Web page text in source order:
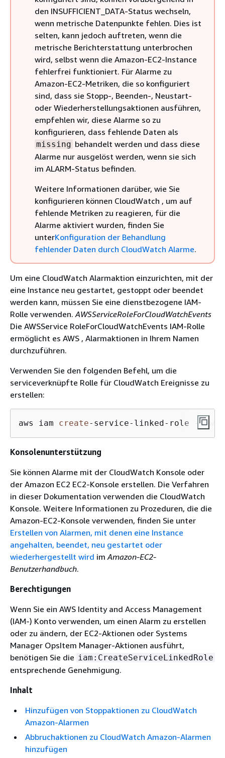
den INSUFFICIENT_DATA-Status wechseln,
wenn metrische Datenpunkte fehlen. Dies ist
selten, kann jedoch auftreten, wenn die
metrische Berichterstattung unterbrochen
wird, selbst wenn die Amazon-EC2-Instance
fehlerfrei funktioniert. Für Alarme zu
Amazon-EC2-Metriken, die so konfiguriert
sind, dass sie Stopp-, Beenden-, Neustart-
oder Wiederherstellungsaktionen ausführen,
empfehlen wir, diese Alarme so zu
konfigurieren, dass fehlende Daten als
missing behandelt werden und dass diese
Alarme nur ausgelöst werden, wenn sie sich
im ALARM-Status befinden.
Weitere Informationen darüber, wie Sie
konfigurieren können CloudWatch , um auf
fehlende Metriken zu reagieren, für die
Alarme aktiviert wurden, finden Sie
unterKonfiguration der Behandlung
fehlender Daten durch CloudWatch Alarme.
Um eine CloudWatch Alarmaktion einzurichten, mit der
eine Instance neu gestartet, gestoppt oder beendet
werden kann, müssen Sie eine dienstbezogene IAM-
Rolle verwenden.AWSServiceRoleForCloudWatchEvents
Die AWSService RoleForCloudWatchEvents IAM-Rolle
ermöglicht es AWS , Alarmaktionen in Ihrem Namen
durchzuführen.
Verwenden Sie den folgenden Befehl, um die
serviceverknüpfte Rolle für CloudWatch Ereignisse zu
erstellen:
aws iam create- service- linked- role --
Konsolenunterstützung
Sie können Alarme mit der CloudWatch Konsole oder
der Amazon EC2 EC2-Konsole erstellen. Die Verfahren
in dieser Dokumentation verwenden die CloudWatch
Konsole. Weitere Informationen zu Prozeduren, die die
Amazon-EC2-Konsole verwenden, finden Sie unter
Erstellen von Alarmen, mit denen eine Instance
angehalten, beendet, neu gestartet oder
wiederhergestellt wird imAmazon-EC2-
Benutzerhandbuch.
Berechtigungen
Wenn Sie ein AWS Identity and Access Management
(IAM-) Konto verwenden, um einen Alarm zu erstellen
oder zu ändern, der EC2-Aktionen oder Systems
Manager OpsItem Manager-Aktionen ausführt,
benötigen Sie die iam:CreateServiceLinkedRole
entsprechende Genehmigung.
Inhalt
Hinzufügen von Stoppaktionen zu CloudWatch
Amazon-Alarmen
Abbruchaktionen zu CloudWatch Amazon-Alarmen
hinzufügen